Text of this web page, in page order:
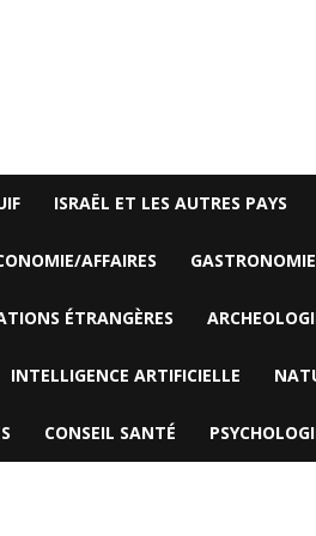
ISRAËL ET LES AUTRES PAYS
AFFAIRES GASTRONOMIE
ÉTRANGÈRES
INTELLIGENCE ARTIFICIELLE
CONSEIL SANTÉ